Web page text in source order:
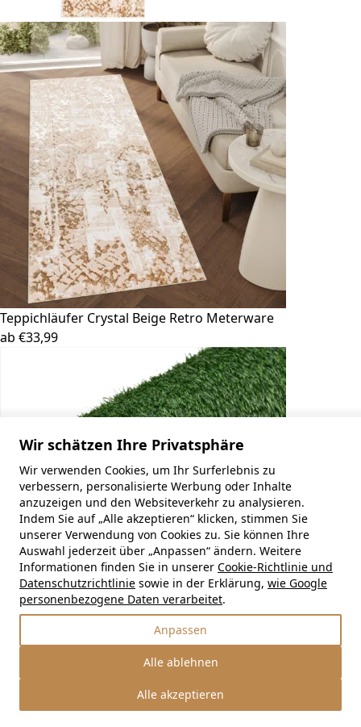
Teppichläufer Crystal Beige Retro Meterware
ab €33,99
Wir schätzen Ihre Privatsphäre
Wir verwenden Cookies, um Ihr Surferlebnis zu
verbessern, personalisierte Werbung oder Inhalte
anzuzeigen und den Websiteverkehr zu analysieren.
Indem Sie auf „Alle akzeptieren“ klicken, stimmen Sie
unserer Verwendung von Cookies zu. Sie können Ihre
Auswahl jederzeit über „Anpassen“ ändern. Weitere
Informationen finden Sie in unserer Cookie-Richtlinie und
Datenschutzrichtlinie sowie in der Erklärung, wie Google
personenbezogene Daten verarbeitet.
Anpassen
Alle ablehnen
Alle akzeptieren